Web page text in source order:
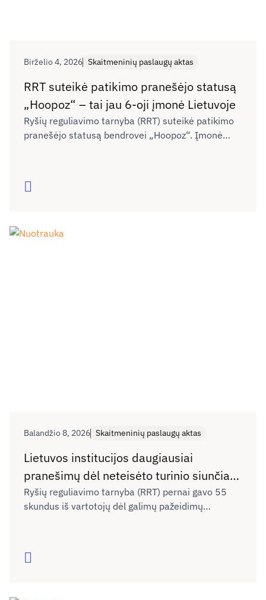
Birželio 4, 2026 Skaitmeninių paslaugų aktas
RRT suteikė patikimo pranešėjo statusą
„Hoopoz“ – tai jau 6-oji įmonė Lietuvoje
Ryšių reguliavimo tarnyba (RRT) suteikė patikimo
pranešėjo statusą bendrovei „Hoopoz“. Įmonė
Skaityti
Balandžio 8, 2026 Skaitmeninių paslaugų aktas
Lietuvos institucijos daugiausiai
pranešimų dėl neteisėto turinio siunčia
Facebook ir X
Ryšių reguliavimo tarnyba (RRT) pernai gavo 55
skundus iš vartotojų dėl galimų pažeidimų
pranešimų, o daugiausia – socialiniams tinklams
Skaityti